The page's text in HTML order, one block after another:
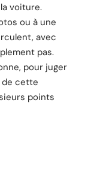
voiture.
ou à une
avec
pas.
pour juger
de cette
points